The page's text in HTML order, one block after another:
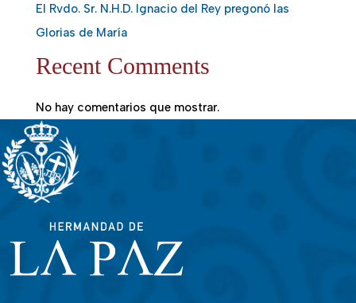
El Rvdo. Sr. N.H.D. Ignacio del Rey pregonó las
Glorias de María
Recent Comments
No hay comentarios que mostrar.